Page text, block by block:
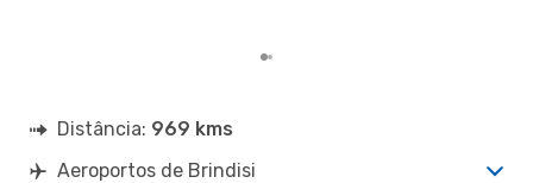
Distância: 969 kms
Aeroportos de Brindisi